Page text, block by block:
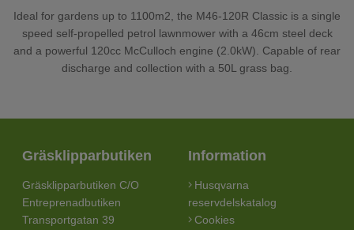
Ideal for gardens up to 1100m2, the M46-120R Classic is a single
speed self-propelled petrol lawnmower with a 46cm steel deck
and a powerful 120cc McCulloch engine (2.0kW). Capable of rear
discharge and collection with a 50L grass bag.
Gräsklipparbutiken
Gräsklipparbutiken C/O
Entreprenadbutiken
Transportgatan 39
Information
Husqvarna
reservdelskatalog
Cookies